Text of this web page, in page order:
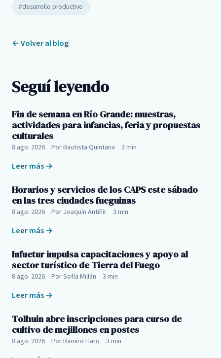
#desarrollo productivo
← Volver al blog
Seguí leyendo
Fin de semana en Río Grande: muestras,
actividades para infancias, feria y propuestas
culturales
8 ago. 2026 Por Bautista Quintana 3 min
Leer más →
Horarios y servicios de los CAPS este sábado
en las tres ciudades fueguinas
8 ago. 2026 Por Joaquín Antiñir 3 min
Leer más →
Infuetur impulsa capacitaciones y apoyo al
sector turístico de Tierra del Fuego
8 ago. 2026 Por Sofía Millán 3 min
Leer más →
Tolhuin abre inscripciones para curso de
cultivo de mejillones en postes
8 ago. 2026 Por Ramiro Haro 3 min